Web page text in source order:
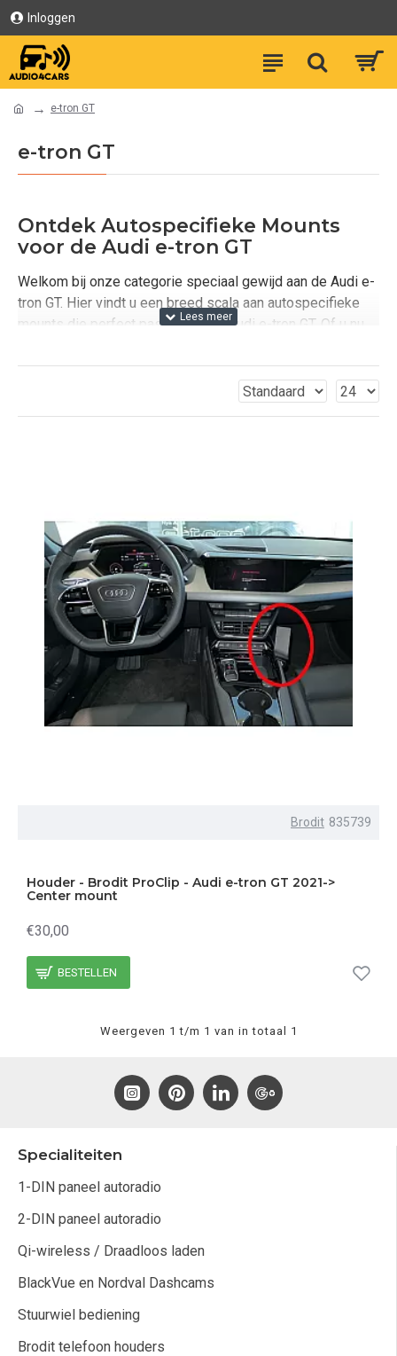
Inloggen
e-tron GT
e-tron GT
Ontdek Autospecifieke Mounts
voor de Audi e-tron GT
Welkom bij onze categorie speciaal gewijd aan de Audi e-
tron GT. Hier vindt u een breed scala aan autospecifieke
mounts die perfect passen bij uw Audi e-tron GT. Of u nu
andere houder, wij hebben de juiste oplossing voor u.
Onze producten zijn ontworpen om naadloos in uw
ervoor dat uw apparaten stevig op hun plaats blijven, zelfs
tijdens de meest uitdagende ritten. Met een Pro-Clip of
Brodit houder heeft u altijd uw navigatie, muziek en andere
apps binnen handbereik, zonder afleiding van de weg.
Waarom Kiezen voor Onze
Mounts?
Perfecte pasvorm:
Speciaal ontworpen voor de
Audi e-tron GT.
met ons op. Onze vriendelijke
Brodit 835739
Houder - Brodit ProClip - Audi e-tron GT 2021->
Center mount
€30,00
BESTELLEN
Weergeven 1 t/m 1 van in totaal 1
Specialiteiten
1-DIN paneel autoradio
2-DIN paneel autoradio
Qi-wireless / Draadloos laden
BlackVue en Nordval Dashcams
Stuurwiel bediening
Brodit telefoon houders